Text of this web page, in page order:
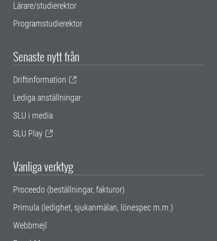
Lärare/studierektor
Programstudierektor
Senaste nytt från
Driftinformation
Lediga anställningar
SLU i media
SLU Play
Vanliga verktyg
Proceedo (beställningar, fakturor)
Primula (ledighet, sjukanmälan, lönespec m.m.)
Webbmejl